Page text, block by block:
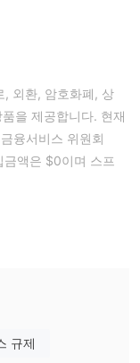
외환, 암호화폐, 상
을 제공합니다. 현재
융서비스 위원회
금액은 $0이며 스프
지수 및 주식에 대한
규제